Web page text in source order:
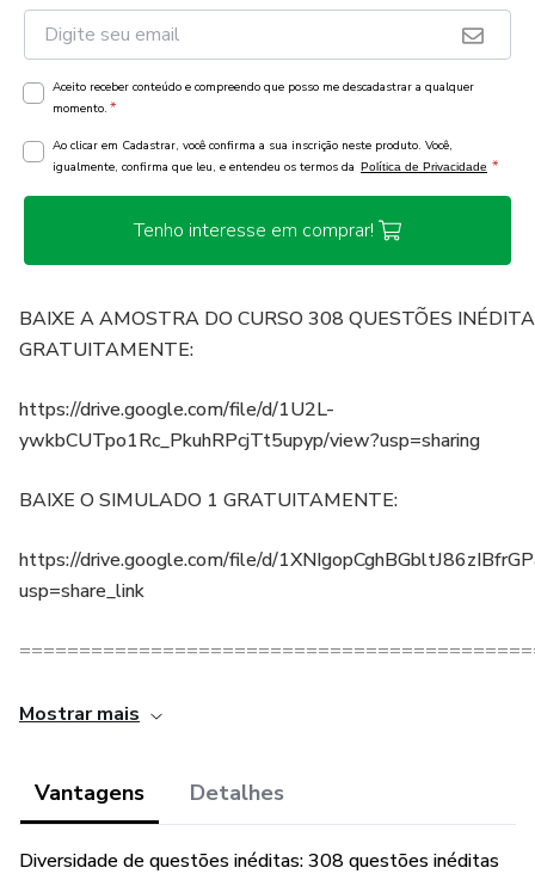
Aceito receber conteúdo e compreendo que posso me descadastrar a qualquer
momento. *
Ao clicar em Cadastrar, você confirma a sua inscrição neste produto. Você,
igualmente, confirma que leu, e entendeu os termos da Política de Privacidade *
Tenho interesse em comprar!
BAIXE A AMOSTRA DO CURSO 308 QUESTÕES
GRATUITAMENTE:
https://drive.google.com/file/d/1U2L-
ywkbCUTpo1Rc_PkuhRPcjTt5upyp/view?usp=sharing
BAIXE O SIMULADO 1 GRATUITAMENTE:
https://drive.google.com/file/d/
usp=share_link
CURSO PARA ESCREVENTE DO TJ-SP: TRIBUNAL DE
O que há neste material?
1) VADE MECUM de TODA a LEGISLAÇÃO do edital;
Mostrar mais
Vantagens Detalhes
Diversidade de questões inéditas: 308 questões inéditas